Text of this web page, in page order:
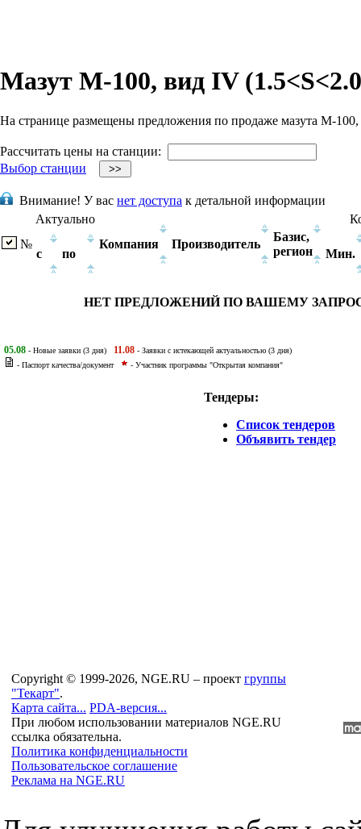
Мазут М-100, вид IV
На странице размещены предложения по продаже мазута М-
Рассчитать цены на станции:
Выбор станции
Внимание! У вас нет доступа к детальной информации
№
Актуально
Компания
Производитель
Базис,
регион
с по Мин.
НЕТ ПРЕДЛОЖЕНИЙ ПО ВАШЕМУ
05.08 - Новые заявки (3 дня) 11.08 - Заявки с истекающей актуальностью (3 дня)
- Паспорт качества/документ
- Участник программы "Открытая компания"
Тендеры:
Список тендеров
Объявить тендер
Copyright © 1999-2026, NGE.RU – проект группы
"Текарт".
Карта сайта... PDA-версия...
При любом использовании материалов NGE.RU
ссылка обязательна.
Политика конфиденциальности
Пользовательское соглашение
Реклама на NGE.RU